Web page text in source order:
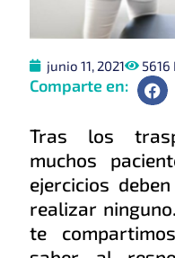
junio 11, 2021
Comparte en:
Tras los
muchos
ejercicios
realizar
te